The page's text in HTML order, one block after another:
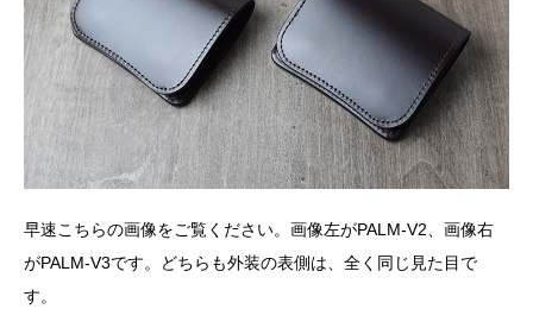
早速こちらの画像をご覧ください。画像左がPALM-V2、画像右
がPALM-V3です。どちらも外装の表側は、全く同じ見た目で
す。